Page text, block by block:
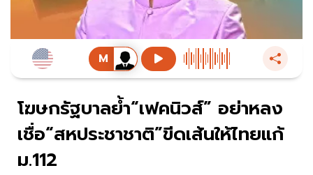
โฆษกรัฐบาลย้ำ“เฟคนิวส์” อย่าหลง
เชื่อ“สหประชาชาติ”ขีดเส้นให้ไทยแก้
ม.112